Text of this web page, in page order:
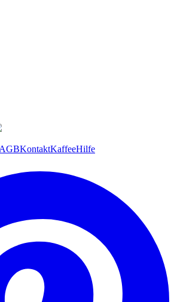
AGBKontaktKaffeeHilfe